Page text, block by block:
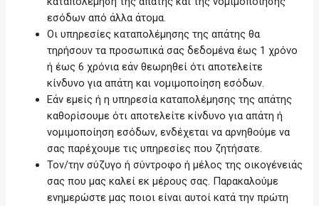
εσόδων από άλλα άτομα.
Οι υπηρεσίες καταπολέμησης της απάτης θα
τηρήσουν τα προσωπικά σας δεδομένα έως 1 χρόνο
ή έως 6 χρόνια εάν θεωρηθεί ότι αποτελείτε
κίνδυνο για απάτη και νομιμοποίηση εσόδων.
Εάν εμείς ή η υπηρεσία καταπολέμησης της απάτης
καθορίσουμε ότι αποτελείτε κίνδυνο για απάτη ή
νομιμοποίηση εσόδων, ενδέχεται να αρνηθούμε να
σας παρέχουμε τις υπηρεσίες που ζητήσατε.
Τον/την σύζυγο ή σύντροφο ή μέλος της οικογένειάς
σας που μας καλεί εκ μέρους σας. Παρακαλούμε
ενημερώστε μας ποιοι είναι αυτοί κατά την πρώτη